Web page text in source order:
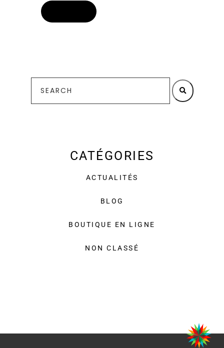
CATÉGORIES
ACTUALITÉS
BLOG
BOUTIQUE EN LIGNE
NON CLASSÉ